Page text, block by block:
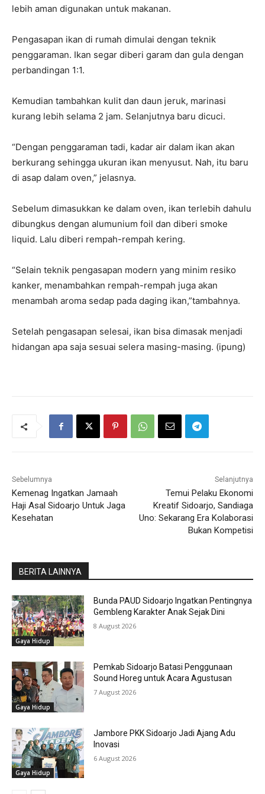
lebih aman digunakan untuk makanan.
Pengasapan ikan di rumah dimulai dengan teknik
penggaraman. Ikan segar diberi garam dan gula dengan
perbandingan 1:1.
Kemudian tambahkan kulit dan daun jeruk, marinasi
kurang lebih selama 2 jam. Selanjutnya baru dicuci.
“Dengan penggaraman tadi, kadar air dalam ikan akan
berkurang sehingga ukuran ikan menyusut. Nah, itu baru
di asap dalam oven,” jelasnya.
Sebelum dimasukkan ke dalam oven, ikan terlebih dahulu
dibungkus dengan alumunium foil dan diberi smoke
liquid. Lalu diberi rempah-rempah kering.
“Selain teknik pengasapan modern yang minim resiko
kanker, menambahkan rempah-rempah juga akan
menambah aroma sedap pada daging ikan,”tambahnya.
Setelah pengasapan selesai, ikan bisa dimasak menjadi
hidangan apa saja sesuai selera masing-masing. (ipung)
Sebelumnya
Kemenag Ingatkan Jamaah
Haji Asal Sidoarjo Untuk Jaga
Kesehatan
Selanjutnya
Temui Pelaku Ekonomi
Kreatif Sidoarjo, Sandiaga
Uno: Sekarang Era Kolaborasi
Bukan Kompetisi
BERITA LAINNYA
Gaya Hidup
Bunda PAUD Sidoarjo Ingatkan Pentingnya
Gembleng Karakter Anak Sejak Dini
8 August 2026
Gaya Hidup
Pemkab Sidoarjo Batasi Penggunaan
Sound Horeg untuk Acara Agustusan
7 August 2026
Gaya Hidup
Jambore PKK Sidoarjo Jadi Ajang Adu
Inovasi
6 August 2026